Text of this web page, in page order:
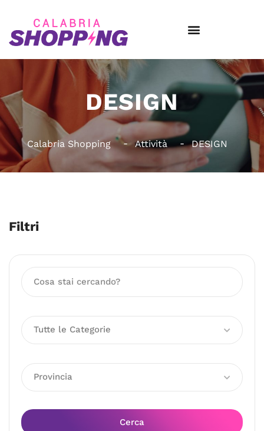
DESIGN
Calabria Shopping Attività DESIGN
Filtri
Tutte le Categorie
Provincia
Cerca